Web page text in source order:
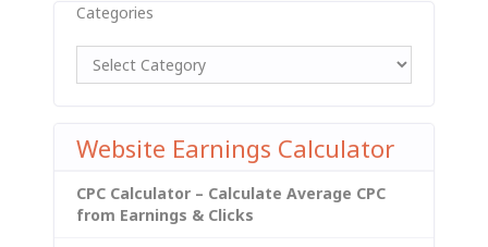
Categories
Website Earnings Calculator
CPC Calculator – Calculate Average CPC
from Earnings & Clicks